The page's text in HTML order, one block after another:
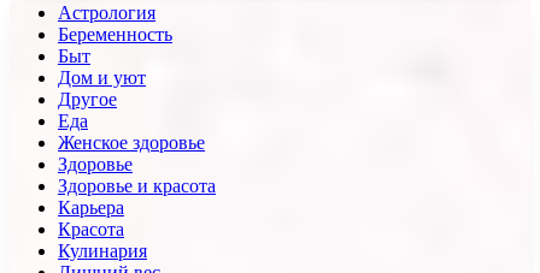
Астрология
Беременность
Быт
Дом и уют
Другое
Еда
Женское здоровье
Здоровье
Здоровье и красота
Карьера
Красота
Кулинария